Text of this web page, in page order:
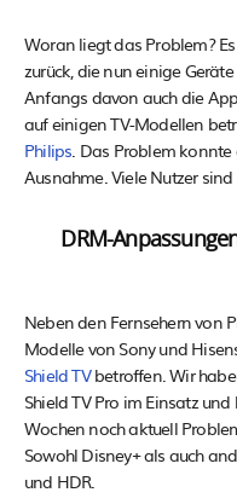
Woran liegt das Problem?
zurück, die nun einige
Anfangs davon auch die
auf einigen TV-Modellen
Philips. Das Problem
Ausnahme. Viele Nutzer
DRM-
Neben den Fernsehern von
Modelle von Sony und
Shield TVbetroffen. Wir
Shield TV Pro im Einsatz
Wochen noch aktuell
Sowohl Disney+ als auch
und HDR.